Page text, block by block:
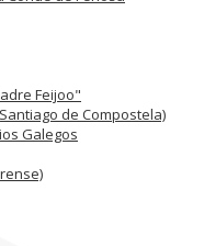
Feijoo"
de Compostela)
Galegos